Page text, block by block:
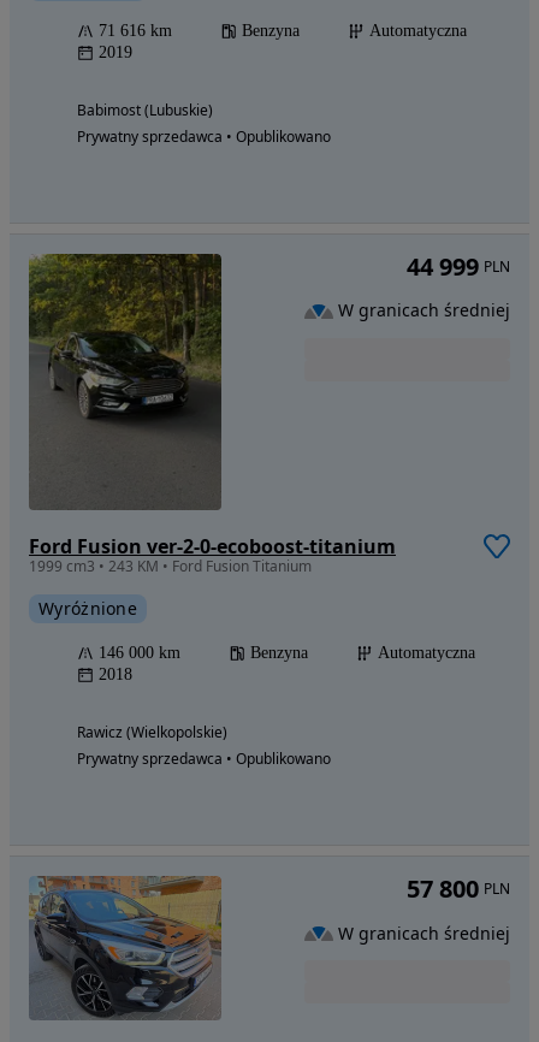
71 616 km Benzyna
Automatyczna
2019
Babimost (Lubuskie)
Prywatny sprzedawca • Opublikowano
Ford Fusion ver-2-0-ecoboost-titanium
1999 cm3 • 243 KM • Ford Fusion Titanium
Wyróżnione
146 000 km Benzyna
Automatyczna
2018
Rawicz (Wielkopolskie)
Prywatny sprzedawca • Opublikowano
44 999 PLN
W granicach średniej
57 800 PLN
W granicach średniej